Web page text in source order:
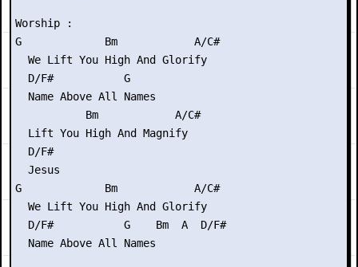
Worship :
G             Bm            A/C#
  We Lift You High And Glorify
  D/F#           G
  Name Above All Names
           Bm            A/C#
  Lift You High And Magnify
  D/F#
  Jesus
G             Bm            A/C#
  We Lift You High And Glorify
  D/F#           G    Bm  A  D/F#
  Name Above All Names